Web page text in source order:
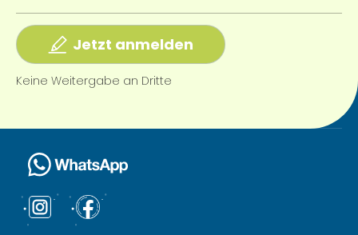
Jetzt anmelden
Keine Weitergabe an Dritte